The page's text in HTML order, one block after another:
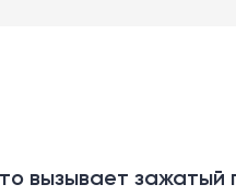
вызывает зажатый